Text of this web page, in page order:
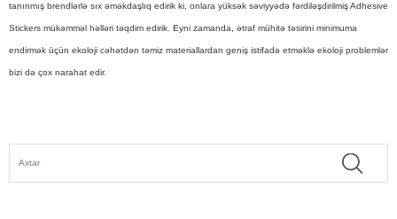
tanınmış brendlərlə sıx əməkdaşlıq edirik ki, onlara yüksək səviyyədə fərdiləşdirilmiş Adhesive
Stickers mükəmməl həlləri təqdim edirik. Eyni zamanda, ətraf mühitə təsirini minimuma
endirmək üçün ekoloji cəhətdən təmiz materiallardan geniş istifadə etməklə ekoloji problemlər
bizi də çox narahat edir.